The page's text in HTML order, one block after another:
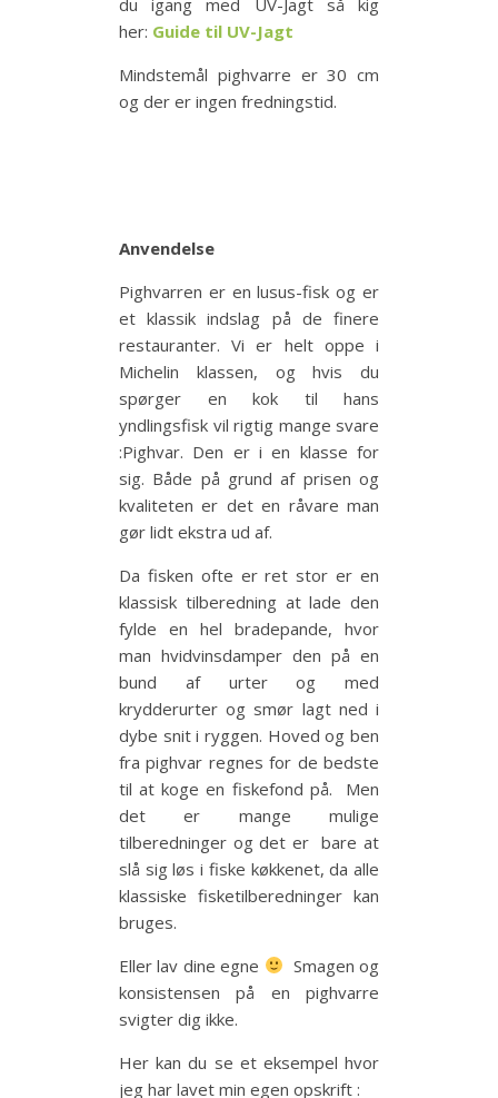
her: Guide til UV-Jagt
Mindstemål pighvarre er 30 cm
og der er ingen fredningstid.
Anvendelse
Pighvarren er en lusus-fisk og er
et klassik indslag på de finere
restauranter. Vi er helt oppe i
Michelin klassen, og hvis du
spørger en kok til hans
yndlingsfisk vil rigtig mange svare
:Pighvar. Den er i en klasse for
sig. Både på grund af prisen og
kvaliteten er det en råvare man
gør lidt ekstra ud af.
Da fisken ofte er ret stor er en
klassisk tilberedning at lade den
fylde en hel bradepande, hvor
man hvidvinsdamper den på en
bund af urter og med
krydderurter og smør lagt ned i
dybe snit i ryggen. Hoved og ben
fra pighvar regnes for de bedste
til at koge en fiskefond på. Men
det er mange mulige
tilberedninger og det er bare at
slå sig løs i fiske køkkenet, da alle
klassiske fisketilberedninger kan
bruges.
Eller lav dine egne
Smagen og
konsistensen på en pighvarre
svigter dig ikke.
Her kan du se et eksempel hvor
jeg har lavet min egen opskrift :